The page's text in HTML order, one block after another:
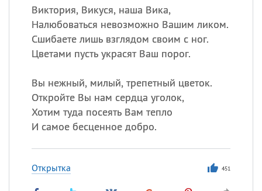
Виктория, Викуся, наша Вика,
Налюбоваться невозможно Вашим ликом.
Сшибаете лишь взглядом своим с ног.
Цветами пусть украсят Ваш порог.
Вы нежный, милый, трепетный цветок.
Откройте Вы нам сердца уголок,
Хотим туда посеять Вам тепло
И самое бесценное добро.
Открытка 451
великомученика
Пантелеймона –
покровителя всех
врачей и целителя
больных
Lovers Day)
ИМЕНА